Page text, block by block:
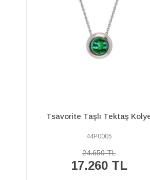
Pırlanta ve Oval Zümrüt Taşlı
Anturaj Kolye
15P0071
28.600 TL
20.020 TL